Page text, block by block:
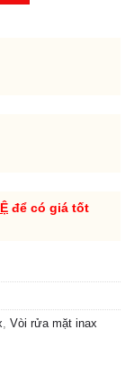
để có giá tốt
, Vòi rửa mặt inax